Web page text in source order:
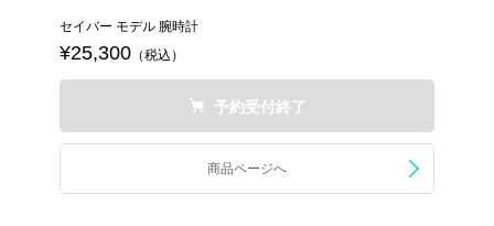
セイバー モデル 腕時計
¥25,300 （税込）
予約受付終了
商品ページへ